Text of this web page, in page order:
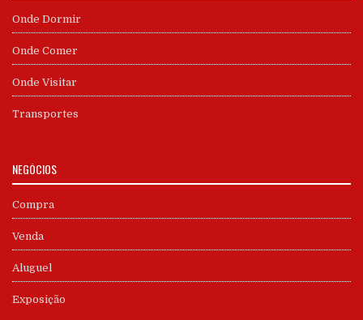
Onde Dormir
Onde Comer
Onde Visitar
Transportes
NEGÓCIOS
Compra
Venda
Aluguel
Exposição